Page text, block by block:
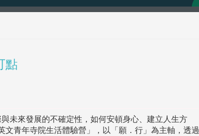
點
未來發展的不確定性，如何安頓身心、建立人生方
文青年寺院生活體驗營」，以「願．行」為主軸，透過